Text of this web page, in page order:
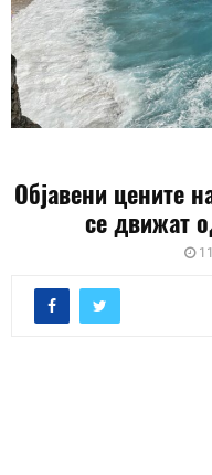
Објавени цените
се движат